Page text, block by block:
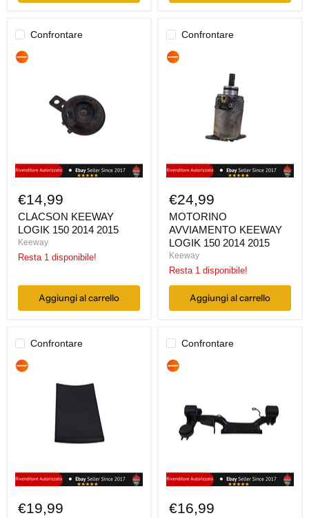
Confrontare
CLACSON
KEEWAY
€14,99
CLACSON KEEWAY
LOGIK 150 2014 2015
Keeway
Resta 1 disponibile!
Aggiungi al carrello
Confrontare
MOTORINO
AVVIAMENTO
€24,99
MOTORINO
AVVIAMENTO KEEWAY
LOGIK 150 2014 2015
Keeway
Resta 1 disponibile!
Aggiungi al carrello
Confrontare
COPERCHIO
CARENA
ANTERIORE
€19,99
Confrontare
SUPPORTO
MOTORE
2014
2015
€16,99